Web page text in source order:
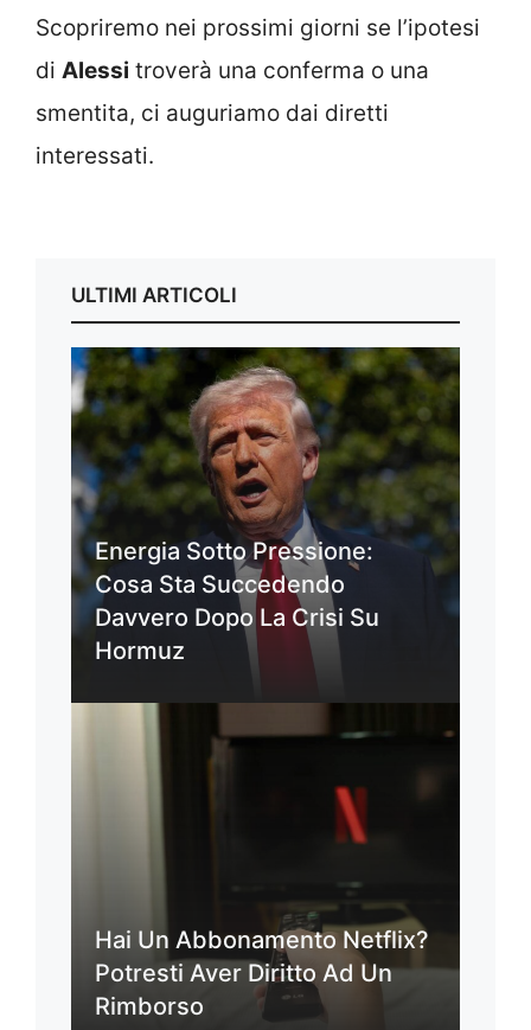
Scopriremo nei prossimi giorni se l’ipotesi
di Alessi troverà una conferma o una
smentita, ci auguriamo dai diretti
interessati.
ULTIMI ARTICOLI
Energia Sotto Pressione:
Cosa Sta Succedendo
Davvero Dopo La Crisi Su
Hormuz
Hai Un Abbonamento Netflix?
Potresti Aver Diritto Ad Un
Rimborso